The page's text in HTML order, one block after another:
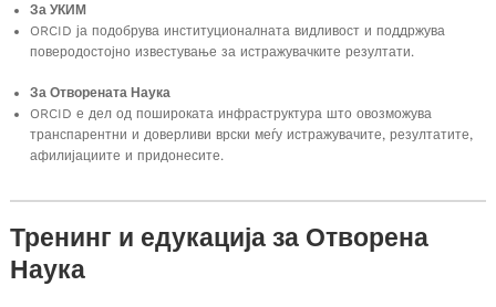
За УКИМ
ORCID ја подобрува институционалната видливост и поддржува
поверодостојно известување за истражувачките резултати.
За Отворената Наука
ORCID е дел од пошироката инфраструктура што овозможува
транспарентни и доверливи врски меѓу истражувачите, резултатите,
афилијациите и придонесите.
Тренинг и едукација за Отворена
Наука